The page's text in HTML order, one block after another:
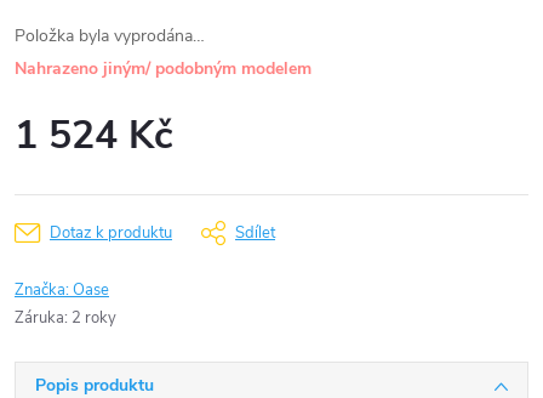
Položka byla vyprodána…
Nahrazeno jiným/ podobným modelem
1 524 Kč
cena:
Dotaz k produktu Sdílet
Značka:Oase
Záruka: 2 roky
Popis produktu